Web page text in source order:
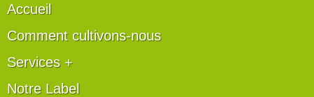
Accueil
Comment cultivons-nous
Services +
Notre Label